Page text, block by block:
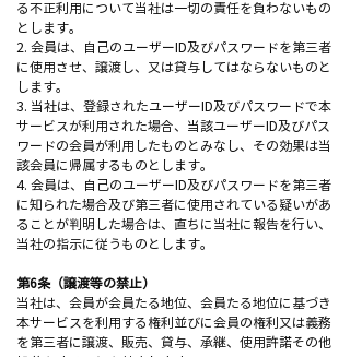
る不正利用について当社は一切の責任を負わないもの
とします。
2. 会員は、自己のユーザーID及びパスワードを第三者
に使用させ、譲渡し、又は貸与してはならないものと
します。
3. 当社は、登録されたユーザーID及びパスワードで本
サービスが利用された場合、当該ユーザーID及びパス
ワードの会員が利用したものとみなし、その効果は当
該会員に帰属するものとします。
4. 会員は、自己のユーザーID及びパスワードを第三者
に知られた場合及び第三者に使用されている疑いがあ
ることが判明した場合は、直ちに当社に報告を行い、
当社の指示に従うものとします。
第6条（譲渡等の禁止）
当社は、会員が会員たる地位、会員たる地位に基づき
本サービスを利用する権利並びに会員の権利又は義務
を第三者に譲渡、販売、貸与、承継、使用許諾その他